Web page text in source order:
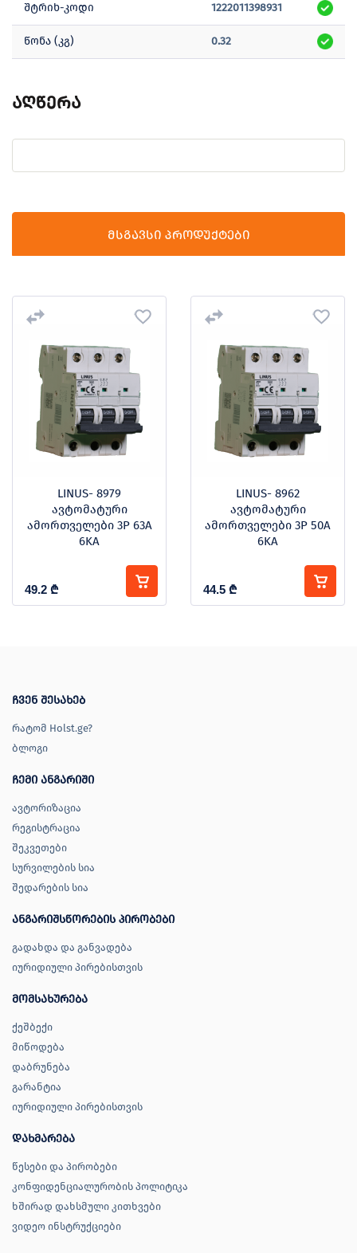
შტრიხ-კოდი 1222011398931
წონა (კგ) 0.32
აღწერა
მსგავსი პროდუქტები
LINUS- 8979
ავტომატური
ამორთველები 3P 63A
6KA
49.2 ₾
LINUS- 8962
ავტომატური
ამორთველები 3P 50A
6KA
44.5 ₾
ჩვენ შესახებ
რატომ Holst.ge?
ბლოგი
ჩემი ანგარიში
ავტორიზაცია
რეგისტრაცია
შეკვეთები
სურვილების სია
შედარების სია
ანგარიშსწორების პირობები
გადახდა და განვადება
იურიდიული პირებისთვის
მომსახურება
ქეშბექი
მიწოდება
დაბრუნება
გარანტია
იურიდიული პირებისთვის
დახმარება
წესები და პირობები
კონფიდენციალურობის პოლიტიკა
ხშირად დახსმული კითხვები
ვიდეო ინსტრუქციები